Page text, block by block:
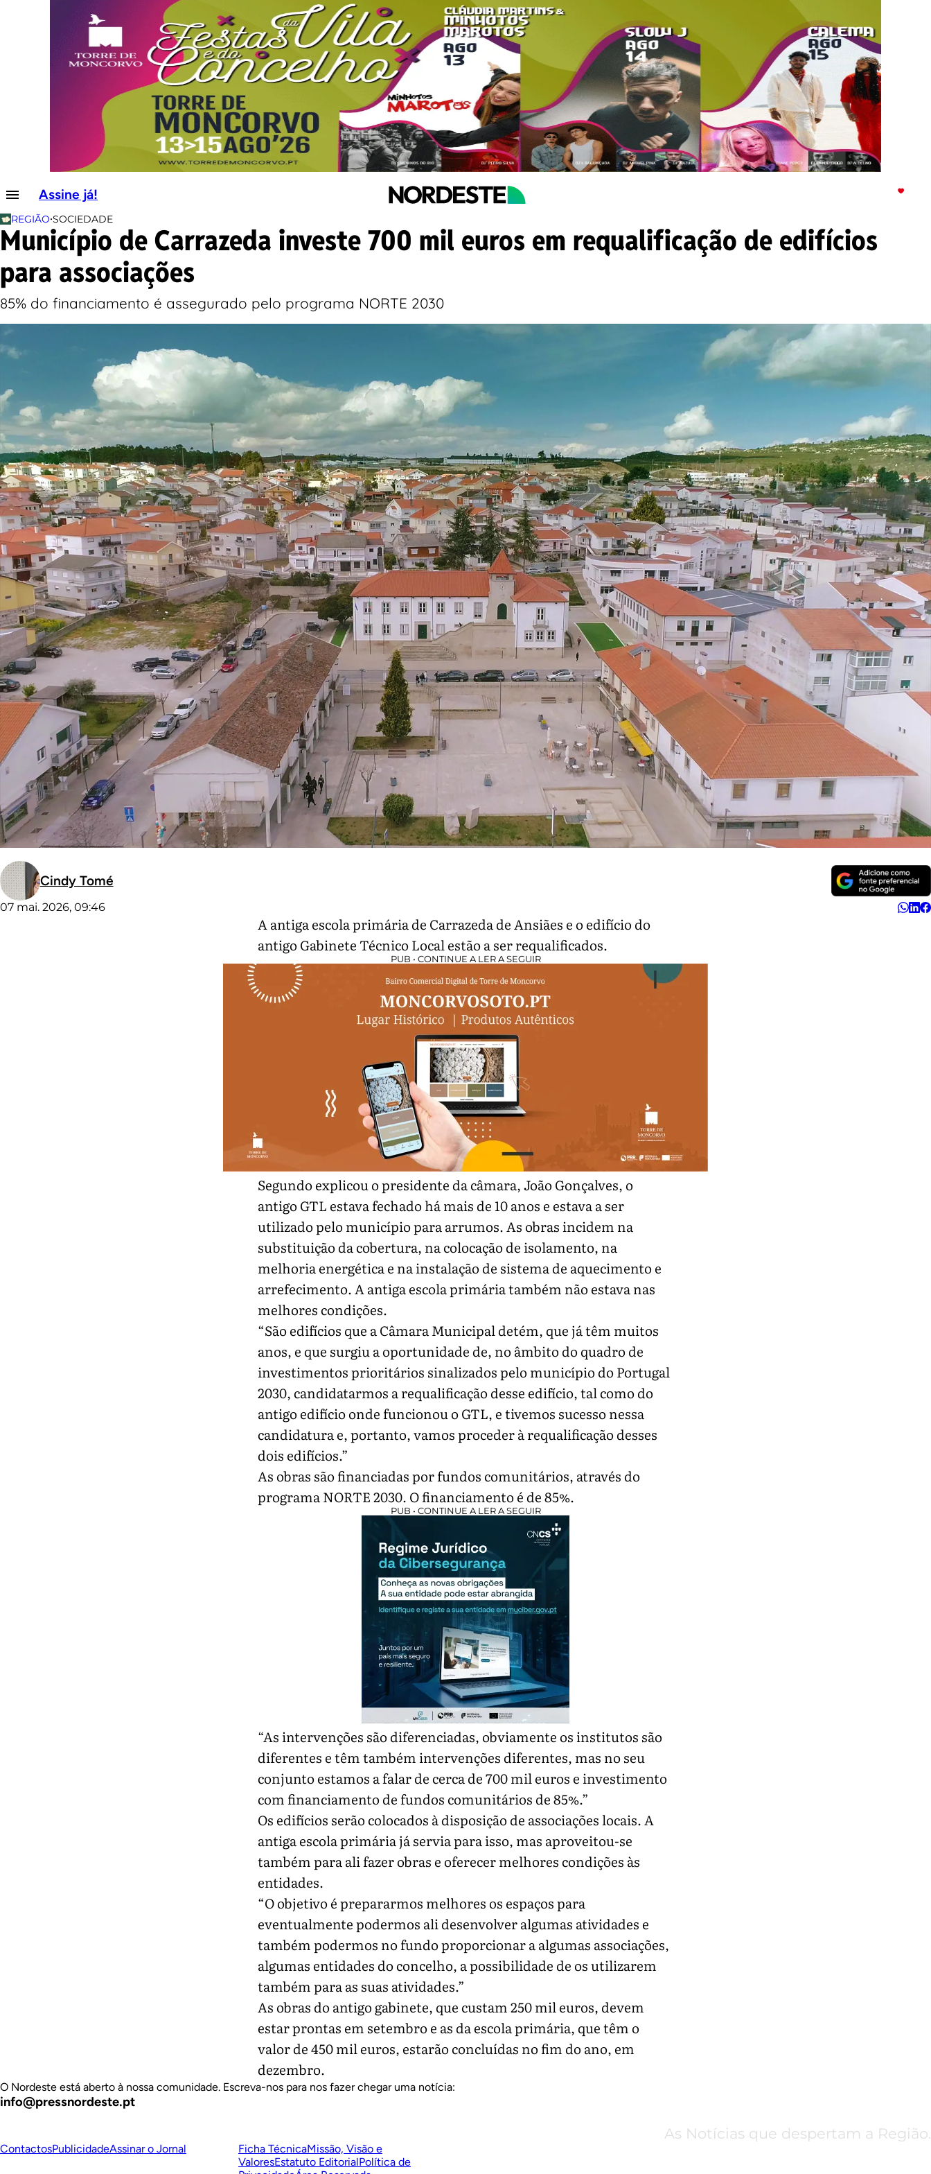
Assine já!
REGIÃO•SOCIEDADE
Município de Carrazeda investe 700 mil euros em requalificação de edifícios
para associações
85% do financiamento é assegurado pelo programa NORTE 2030
Cindy Tomé
07 mai. 2026, 09:46
A antiga escola primária de Carrazeda de Ansiães e o edifício do
antigo Gabinete Técnico Local estão a ser requalificados.
PUB • CONTINUE A LER A SEGUIR
Segundo explicou o presidente da câmara, João Gonçalves, o
antigo GTL estava fechado há mais de 10 anos e estava a ser
utilizado pelo município para arrumos. As obras incidem na
substituição da cobertura, na colocação de isolamento, na
melhoria energética e na instalação de sistema de aquecimento e
arrefecimento. A antiga escola primária também não estava nas
melhores condições.
“São edifícios que a Câmara Municipal detém, que já têm muitos
anos, e que surgiu a oportunidade de, no âmbito do quadro de
investimentos prioritários sinalizados pelo município do Portugal
2030, candidatarmos a requalificação desse edifício, tal como do
antigo edifício onde funcionou o GTL, e tivemos sucesso nessa
candidatura e, portanto, vamos proceder à requalificação desses
dois edifícios.”
As obras são financiadas por fundos comunitários, através do
programa NORTE 2030. O financiamento é de 85%.
PUB • CONTINUE A LER A SEGUIR
“As intervenções são diferenciadas, obviamente os institutos são
diferentes e têm também intervenções diferentes, mas no seu
conjunto estamos a falar de cerca de 700 mil euros e investimento
com financiamento de fundos comunitários de 85%.”
Os edifícios serão colocados à disposição de associações locais. A
antiga escola primária já servia para isso, mas aproveitou-se
também para ali fazer obras e oferecer melhores condições às
entidades.
“O objetivo é prepararmos melhores os espaços para
eventualmente podermos ali desenvolver algumas atividades e
também podermos no fundo proporcionar a algumas associações,
algumas entidades do concelho, a possibilidade de os utilizarem
também para as suas atividades.”
As obras do antigo gabinete, que custam 250 mil euros, devem
estar prontas em setembro e as da escola primária, que têm o
valor de 450 mil euros, estarão concluídas no fim do ano, em
dezembro.
O Nordeste está aberto à nossa comunidade. Escreva-nos para nos fazer chegar uma notícia:
info@pressnordeste.pt
As Notícias que despertam a Região.
ContactosPublicidadeAssinar o Jornal Ficha TécnicaMissão, Visão e
ValoresEstatuto EditorialPolítica de